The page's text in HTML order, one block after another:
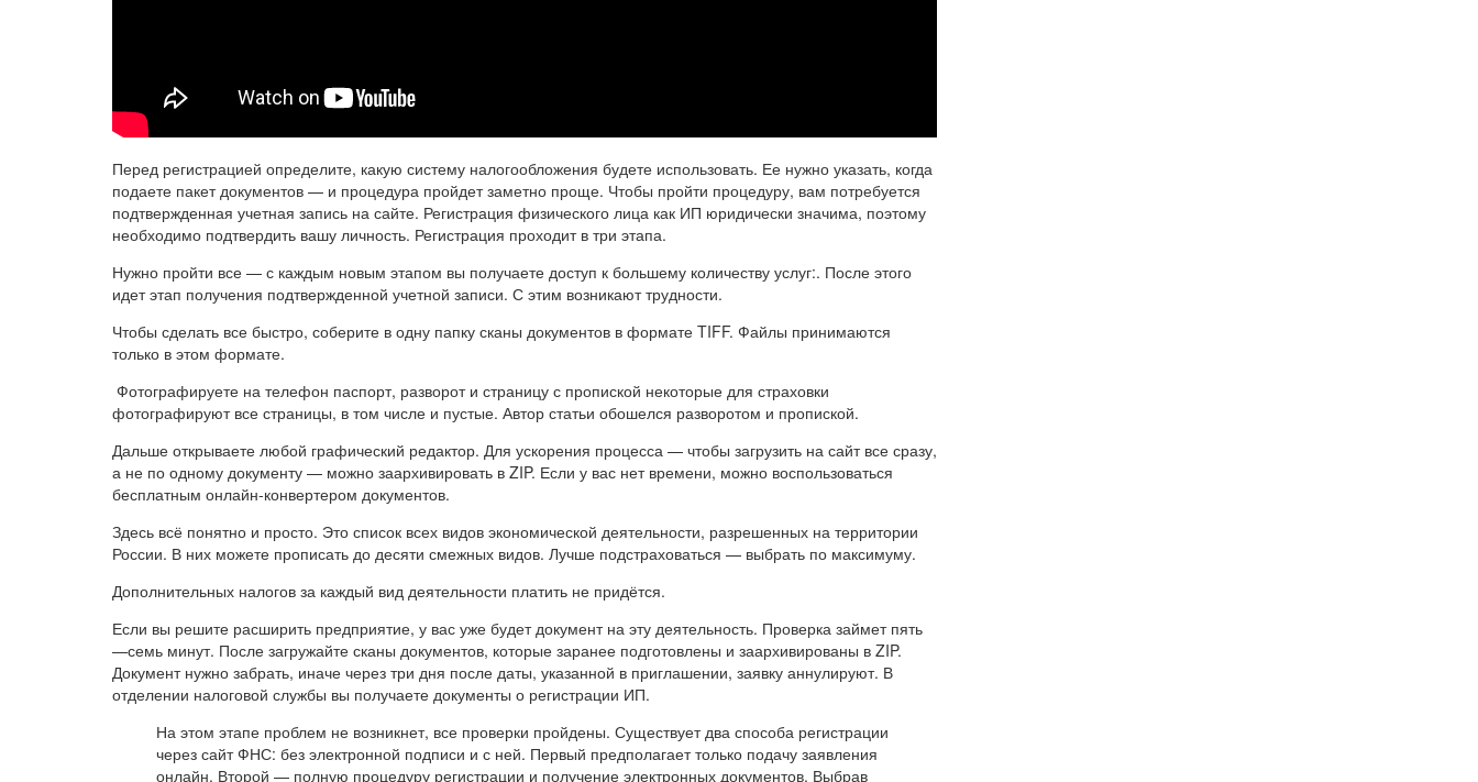
Перед регистрацией определите, какую систему налогообложения будете использовать. Ее нужно указать, когда
подаете пакет документов — и процедура пройдет заметно проще. Чтобы пройти процедуру, вам потребуется
подтвержденная учетная запись на сайте. Регистрация физического лица как ИП юридически значима, поэтому
необходимо подтвердить вашу личность. Регистрация проходит в три этапа.
Нужно пройти все — с каждым новым этапом вы получаете доступ к большему количеству услуг:. После этого
идет этап получения подтвержденной учетной записи. С этим возникают трудности.
Чтобы сделать все быстро, соберите в одну папку сканы документов в формате TIFF. Файлы принимаются
только в этом формате.
Фотографируете на телефон паспорт, разворот и страницу с пропиской некоторые для страховки
фотографируют все страницы, в том числе и пустые. Автор статьи обошелся разворотом и пропиской.
Дальше открываете любой графический редактор. Для ускорения процесса — чтобы загрузить на сайт все сразу,
а не по одному документу — можно заархивировать в ZIP. Если у вас нет времени, можно воспользоваться
бесплатным онлайн-конвертером документов.
Здесь всё понятно и просто. Это список всех видов экономической деятельности, разрешенных на территории
России. В них можете прописать до десяти смежных видов. Лучше подстраховаться — выбрать по максимуму.
Дополнительных налогов за каждый вид деятельности платить не придётся.
Если вы решите расширить предприятие, у вас уже будет документ на эту деятельность. Проверка займет пять
—семь минут. После загружайте сканы документов, которые заранее подготовлены и заархивированы в ZIP.
Документ нужно забрать, иначе через три дня после даты, указанной в приглашении, заявку аннулируют. В
отделении налоговой службы вы получаете документы о регистрации ИП.
На этом этапе проблем не возникнет, все проверки пройдены. Существует два способа регистрации
через сайт ФНС: без электронной подписи и с ней. Первый предполагает только подачу заявления
онлайн. Второй — полную процедуру регистрации и получение электронных документов. Выбрав